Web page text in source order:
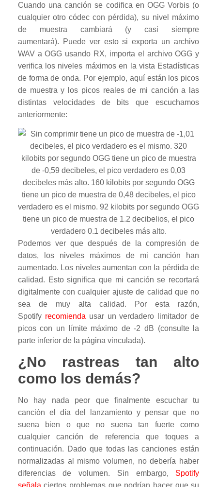
Cuando una canción se codifica en OGG Vorbis (o
cualquier otro códec con pérdida), su nivel máximo
de muestra cambiará (y casi siempre
aumentará). Puede ver esto si exporta un archivo
WAV a OGG usando RX, importa el archivo OGG y
verifica los niveles máximos en la vista Estadísticas
de forma de onda. Por ejemplo, aquí están los picos
de muestra y los picos reales de mi canción a las
distintas velocidades de bits que escuchamos
anteriormente:
Podemos ver que después de la compresión de
datos, los niveles máximos de mi canción han
aumentado. Los niveles aumentan con la pérdida de
calidad. Esto significa que mi canción se recortará
digitalmente con cualquier ajuste de calidad que no
sea de muy alta calidad. Por esta razón,
Spotify recomienda usar un verdadero limitador de
picos con un límite máximo de -2 dB (consulte la
parte inferior de la página vinculada).
¿No rastreas tan alto
como los demás?
No hay nada peor que finalmente escuchar tu
canción el día del lanzamiento y pensar que no
suena bien o que no suena tan fuerte como
cualquier canción de referencia que toques a
continuación. Dado que todas las canciones están
normalizadas al mismo volumen, no debería haber
diferencias de volumen. Sin embargo, Spotify
señala ciertos problemas que podrían hacer que su